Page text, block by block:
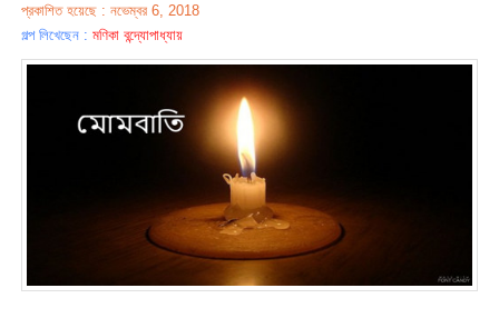
প্রকাশিত হয়েছে : নভেম্বর 6, 2018
গল্প লিখেছেন :মণিকা বন্দ্যোপাধ্যায়